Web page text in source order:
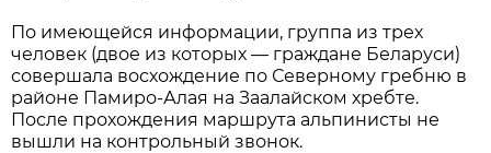
По имеющейся информации, группа из трех
человек (двое из которых — граждане Беларуси)
совершала восхождение по Северному гребню в
районе Памиро-Алая на Заалайском хребте.
После прохождения маршрута альпинисты не
вышли на контрольный звонок.